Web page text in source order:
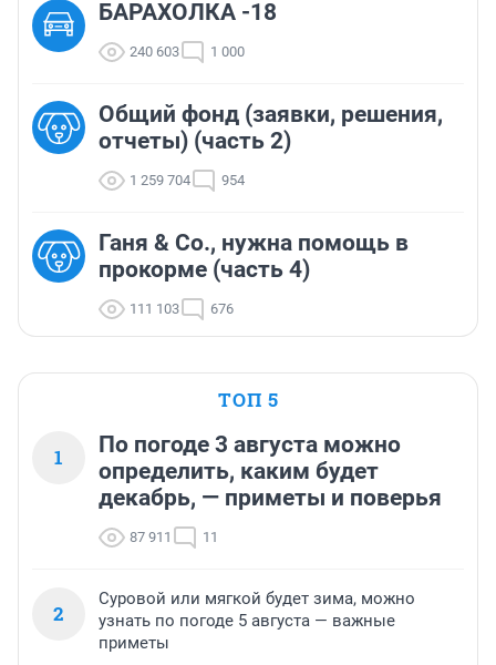
БАРАХОЛКА -18
240 603 1 000
Общий фонд (заявки, решения,
отчеты) (часть 2)
1 259 704 954
Ганя & Co., нужна помощь в
прокорме (часть 4)
111 103 676
ТОП 5
1
По погоде 3 августа можно
определить, каким будет
декабрь, — приметы и поверья
87 911 11
2
Суровой или мягкой будет зима, можно
узнать по погоде 5 августа — важные
приметы